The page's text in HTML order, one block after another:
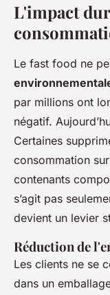
L'impact
Le fast food ne
par millions ont
négatif.
Certaines
consommation
contenants
s’agit pas
devient un levier
Réduction de
Les clients ne se
dans un